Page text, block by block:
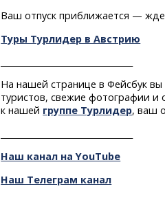
Ваш отпуск приближается —
Туры Турлидер в Австрию
На нашей странице в Фейсбук
туристов, свежие фотографии и
к нашей группе Турлидер, ваш
Наш канал на YouTube
Наш Телеграм канал